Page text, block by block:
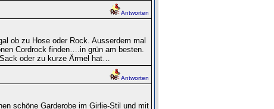
Antworten
ob zu Hose oder Rock. Ausserdem mal
Cordrock finden….in grün am besten.
oder zu kurze Ärmel hat…
Antworten
schöne Garderobe im Girlie-Stil und mit